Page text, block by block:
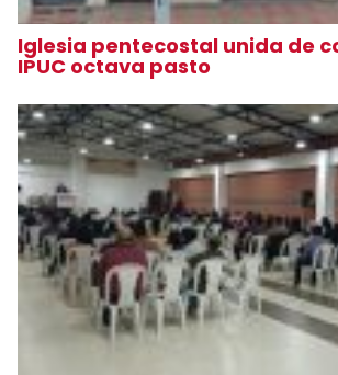
Iglesia pentecostal unida de
IPUC octava pasto